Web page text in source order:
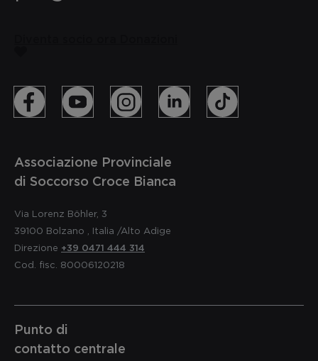
Associazione Provinciale
di Soccorso Croce Bianca
Via Lorenz Böhler, 3
39100 Bolzano Italia /Alto Adige
Direzione +39 0471 444 314
Cod. fisc. 80006120218
Punto di
contatto centrale